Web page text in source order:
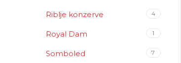
Riblje konzerve 4
Royal Dam 1
Somboled 7